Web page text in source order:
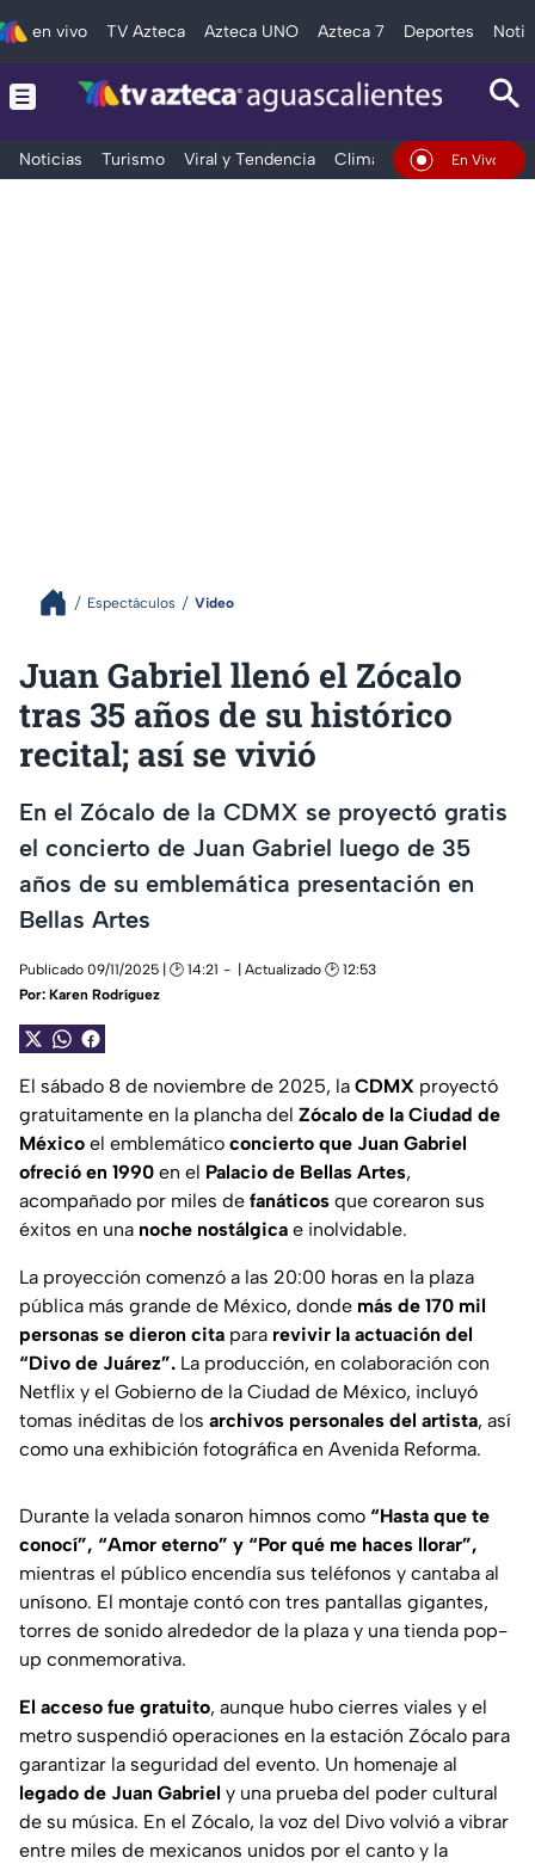
en vivo TV Azteca Azteca UNO Azteca 7 Deportes
Noticias Turismo Viral y Tendencia Clima DeportesEn Vivo
Espectáculos Video
Juan Gabriel llenó el Zócalo
tras 35 años de su histórico
recital; así se vivió
En el Zócalo de la CDMX se proyectó gratis
el concierto de Juan Gabriel luego de 35
años de su emblemática presentación en
Bellas Artes
Publicado 09/11/2025 | 🕑 14:21
| Actualizado 🕑 12:53
Por: Karen Rodríguez
El sábado 8 de noviembre de 2025, la CDMX proyectó
gratuitamente en la plancha del Zócalo de la Ciudad de
México el emblemático concierto que Juan Gabriel
ofreció en 1990 en el Palacio de Bellas Artes,
acompañado por miles de fanáticos que corearon sus
éxitos en una noche nostálgica e inolvidable.
La proyección comenzó a las 20:00 horas en la plaza
pública más grande de México, donde más de 170 mil
personas se dieron cita para revivir la actuación del
“Divo de Juárez”. La producción, en colaboración con
Netflix y el Gobierno de la Ciudad de México, incluyó
tomas inéditas de los archivos personales del artista, así
como una exhibición fotográfica en Avenida Reforma.
Durante la velada sonaron himnos como “Hasta que te
conocí”, “Amor eterno” y “Por qué me haces llorar”,
mientras el público encendía sus teléfonos y cantaba al
unísono. El montaje contó con tres pantallas gigantes,
torres de sonido alrededor de la plaza y una tienda pop-
up conmemorativa.
El acceso fue gratuito, aunque hubo cierres viales y el
metro suspendió operaciones en la estación Zócalo para
garantizar la seguridad del evento. Un homenaje al
legado de Juan Gabriel y una prueba del poder cultural
de su música. En el Zócalo, la voz del Divo volvió a vibrar
entre miles de mexicanos unidos por el canto y la